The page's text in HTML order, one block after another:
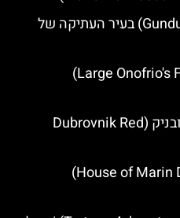
כיכר גונדוליץ' (Gundulic square) בעיר העתיקה של
מזרקות אונופריו (Large Onofrio's Fountain)
מוזיאון הקומוניזם של דוברובניק (Dubrovnik Red
הבית של מרין דרזיץ' (House of Marin Držić)